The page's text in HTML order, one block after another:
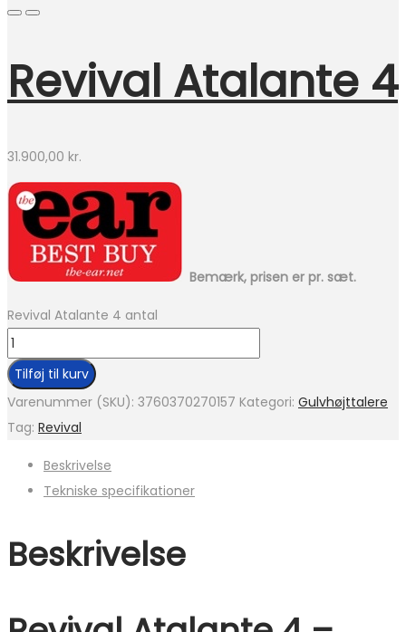
Revival Atalante 4
31.900,00 kr.
Bemærk, prisen er pr. sæt.
Revival Atalante 4 antal
Tilføj til kurv
Varenummer (SKU): 3760370270157 Kategori: Gulvhøjttalere
Tag: Revival
Beskrivelse
Tekniske specifikationer
Beskrivelse